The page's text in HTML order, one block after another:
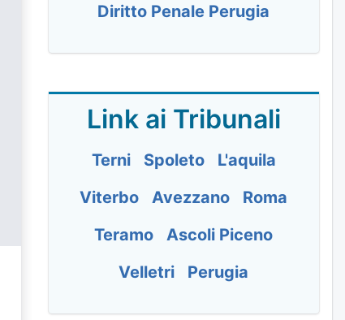
Diritto Penale Perugia
Link ai Tribunali
Terni Spoleto
L'aquila
Viterbo
Avezzano
Roma
Teramo
Ascoli Piceno
Velletri
Perugia